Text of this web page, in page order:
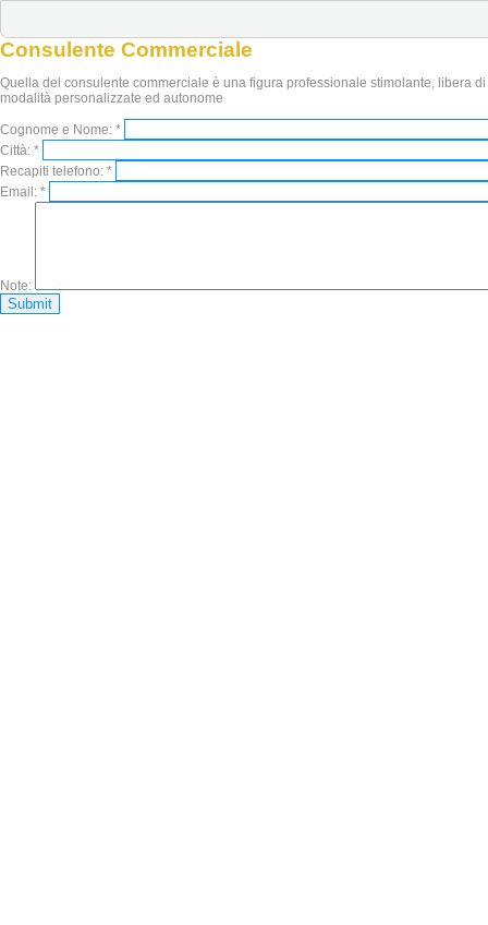
Consulente Commerciale
Quella del consulente commerciale è una figura professionale stimolante, libera
modalità personalizzate ed autonome
Cognome e Nome: *
Città: *
Recapiti telefono: *
Email: *
Note: